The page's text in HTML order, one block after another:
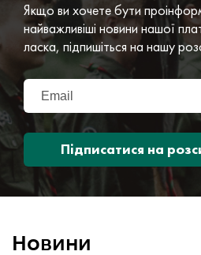
Якщо ви хочете бути
найважливіші новини нашої
ласка, підпишіться на нашу
Підписатися на
Новини